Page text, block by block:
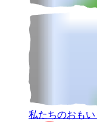
私たちのおもい